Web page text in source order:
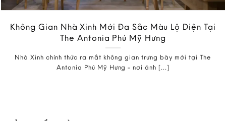
Không Gian Nhà Xinh Mới Đa Sắc Màu Lộ Diện Tại
The Antonia Phú Mỹ Hưng
Nhà Xinh chính thức ra mắt không gian trưng bày mới tại The
Antonia Phú Mỹ Hưng - nơi ánh [...]